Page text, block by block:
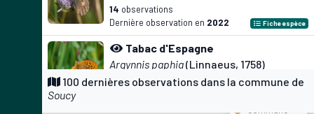
14 observations
Dernière observation en 2022 Fiche espèce
Tabac d'Espagne
Argynnis paphia(Linnaeus, 1758)
13observations
100 dernières observations dans la commune de
Soucy
Précision